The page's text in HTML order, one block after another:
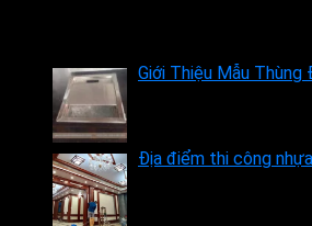
Giới Thiệu Mẫu
Địa điểm thi công